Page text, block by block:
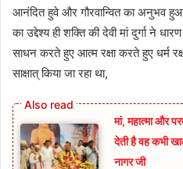
आनंदित हुवे और गौरवान्वित का अनुभव
का उद्देश्य ही शक्ति की देवी मां दुर्गा ने
साधन करते हुए आत्म रक्षा करते हुए धर्म
साक्षात् किया जा रहा था,
मां, महात्मा और
देती है वह कभी
नागर जी